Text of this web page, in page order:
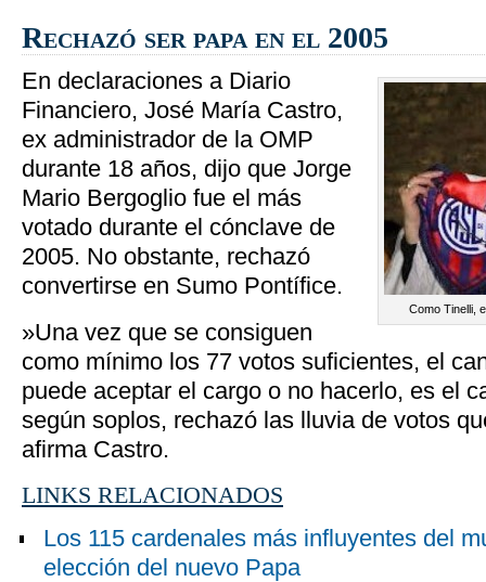
Rechazó ser papa en el 2005
Como Tinelli,
En declaraciones a Diario
Financiero, José María Castro,
ex administrador de la OMP
durante 18 años, dijo que Jorge
Mario Bergoglio fue el más
votado durante el cónclave de
2005. No obstante, rechazó
convertirse en Sumo Pontífice.
»Una vez que se consiguen
como mínimo los 77 votos suficientes, el
puede aceptar el cargo o no hacerlo, es el
según soplos, rechazó las lluvia de votos
afirma Castro.
LINKS RELACIONADOS
Los 115 cardenales más influyentes del
elección del nuevo Papa